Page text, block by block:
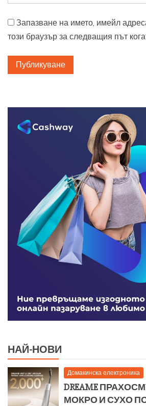
Запазване на името, имейл
този браузър за следващия път
НАЙ-НОВИ
Домакинска електроника
DREAME
МОКРО И СУХО